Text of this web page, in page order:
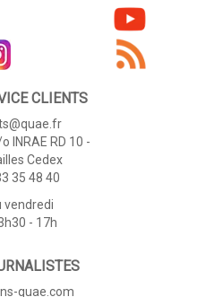
CLIENTS
INRAE RD 10 -
Cedex
35 48 40
vendredi
- 17h
quae.com